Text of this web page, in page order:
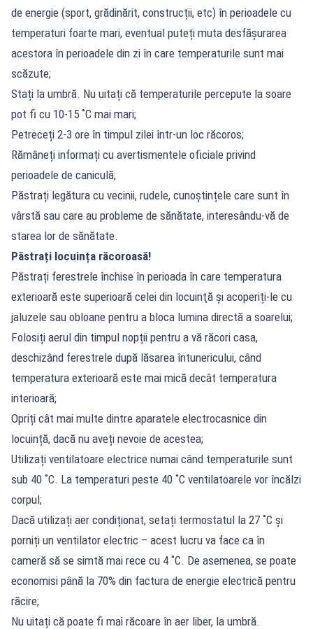
de energie (sport, grădinărit, construcții, etc) în perioadele cu
temperaturi foarte mari, eventual puteți muta desfăşurarea
acestora în perioadele din zi în care temperaturile sunt mai
scăzute;
Stați la umbră. Nu uitați că temperaturile percepute la soare
pot fi cu 10-15 ˚C mai mari;
Petreceți 2-3 ore în timpul zilei într-un loc răcoros;
Rămâneți informați cu avertismentele oficiale privind
perioadele de caniculă;
Păstrați legătura cu vecinii, rudele, cunoștințele care sunt în
vârstă sau care au probleme de sănătate, interesându-vă de
starea lor de sănătate.
Păstrați locuința răcoroasă!
Păstrați ferestrele închise în perioada în care temperatura
exterioară este superioară celei din locuinţă și acoperiți-le cu
jaluzele sau obloane pentru a bloca lumina directă a soarelui;
Folosiți aerul din timpul nopții pentru a vă răcori casa,
deschizând ferestrele după lăsarea întunericului, când
temperatura exterioară este mai mică decât temperatura
interioară;
Opriți cât mai multe dintre aparatele electrocasnice din
locuință, dacă nu aveți nevoie de acestea;
Utilizați ventilatoare electrice numai când temperaturile sunt
sub 40 ˚C. La temperaturi peste 40 ˚C ventilatoarele vor încălzi
corpul;
Dacă utilizați aer condiționat, setați termostatul la 27 ˚C și
porniți un ventilator electric – acest lucru va face ca în
cameră să se simtă mai rece cu 4 ˚C. De asemenea, se poate
economisi până la 70% din factura de energie electrică pentru
răcire;
Nu uitați că poate fi mai răcoare în aer liber, la umbră.